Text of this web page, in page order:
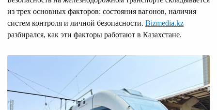
из трех основных факторов: состояния вагонов, наличия
систем контроля и личной безопасности. Bizmedia.kz
разбирался, как эти факторы работают в Казахстане.